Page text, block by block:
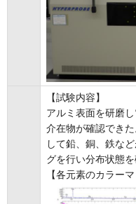
【試験内容】
アルミ表面を研磨
介在物が確認でき
して鉛、銅、鉄な
グを行い分布状態を
【各元素のカラーマ